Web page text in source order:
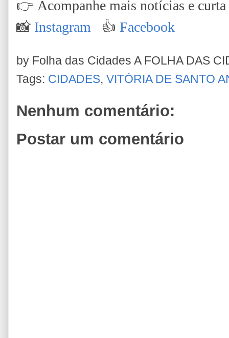
👉 Acompanhe mais notícias e curta
📸 Instagram 👍 Facebook
by Folha das Cidades A FOLHA DAS
Tags: CIDADES, VITÓRIA DE SANTO
Nenhum comentário:
Postar um comentário